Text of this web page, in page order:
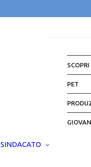
SINDACATO
PET